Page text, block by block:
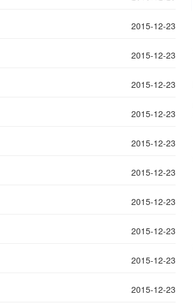
2015-12-23
2015-12-23
2015-12-23
2015-12-23
2015-12-23
2015-12-23
2015-12-23
2015-12-23
2015-12-23
2015-12-23